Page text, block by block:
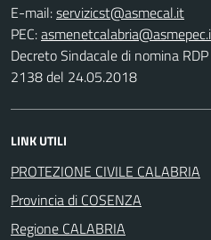
E-mail:
PEC:
Decreto Sindacale di nomina
2138 del 24.05.2018
LINK UTILI
PROTEZIONE CIVILE CALABRIA
Provincia di COSENZA
Regione CALABRIA